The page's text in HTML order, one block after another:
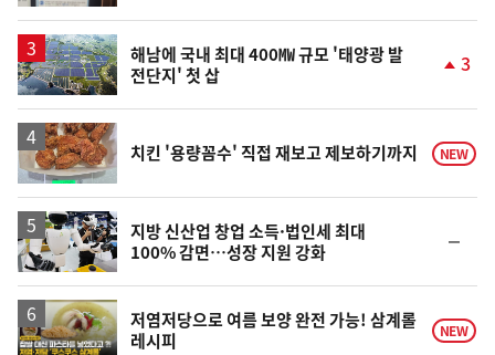
해남에 국내 최대 400㎿ 규모 '태양광 발
전단지' 첫 삽
승
3
치킨 '용량꼼수' 직접 재보고 제보하기까지 NEW
지방 신산업 창업 소득·법인세 최대
100% 감면…성장 지원 강화
일
영
상
저염저당으로 여름 보양 완전 가능! 삼계롤
레시피
NEW